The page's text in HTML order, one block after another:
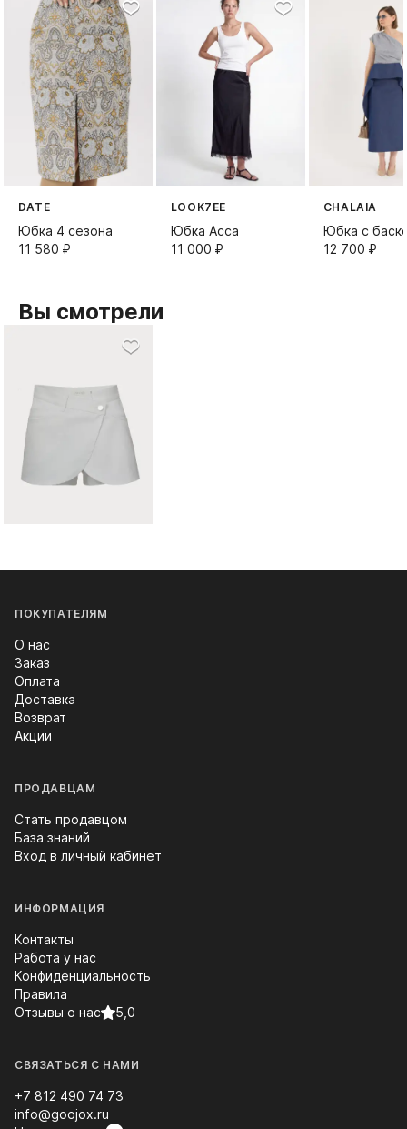
DATE
Юбка 4 сезона
11 580⁠ ⁠₽
LOOK7EE
Юбка Асса
11 000⁠ ⁠₽
CHALAIA
Юбка с
12 700⁠ ⁠₽
Вы смотрели
ПОКУПАТЕЛЯМ
О нас
Заказ
Оплата
Доставка
Возврат
Акции
ПРОДАВЦАМ
Стать продавцом
База знаний
Вход в личный кабинет
ИНФОРМАЦИЯ
Контакты
Работа у нас
Конфиденциальность
Правила
Отзывы о нас
5,0
СВЯЗАТЬСЯ С НАМИ
+7 812 490 74 73
info@goojox.ru